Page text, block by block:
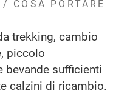
COSA PORTARE
trekking, cambio
piccolo
bevande sufficienti
calzini di ricambio.